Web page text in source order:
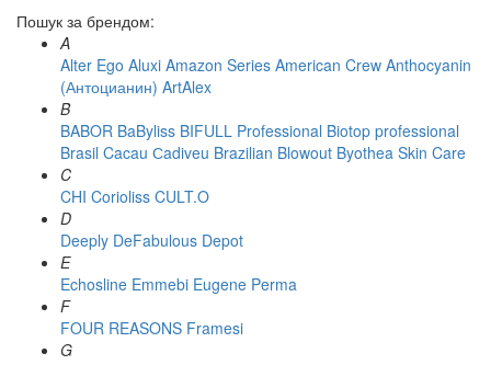
Пошук за брендом:
A
Alter Ego Aluxi Amazon Series American Crew Anthocyanin
(Антоцианин) ArtAlex
B
BABOR BaByliss BIFULL Professional Biotop professional
Brasil Cacau Сadiveu Brazilian Blowout Byothea Skin Care
C
CHI Corioliss CULT.O
D
Deeply DeFabulous Depot
E
Echosline Emmebi Eugene Perma
F
FOUR REASONS Framesi
G